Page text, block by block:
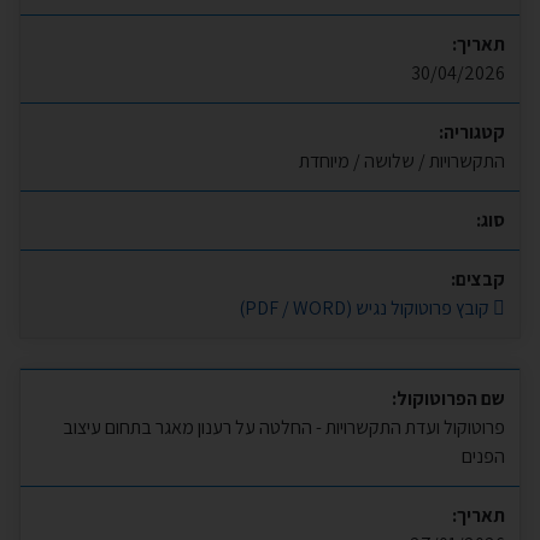
תאריך:
30/04/2026
קטגוריה:
התקשרויות / שלושה / מיוחדת
סוג:
קבצים:
קובץ פרוטוקול נגיש (PDF / WORD)
שם הפרוטוקול:
פרוטוקול ועדת התקשרויות - החלטה על רענון מאגר בתחום עיצוב
הפנים
תאריך: